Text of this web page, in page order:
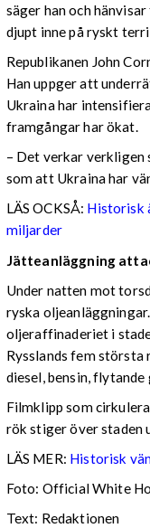
säger han och
djupt inne på ryskt
Republikanen John
Han uppger att
Ukraina har
framgångar har ökat.
– Det verkar verkligen
som att Ukraina har
LÄS OCKSÅ: Historisk
miljarder
Jätteanläggning
Under natten mot
ryska
oljeraffinaderiet i
Rysslands fem största
diesel, bensin,
Filmklipp som
rök stiger över staden
LÄS MER: Historisk
Foto: Official White
Text: Redaktionen